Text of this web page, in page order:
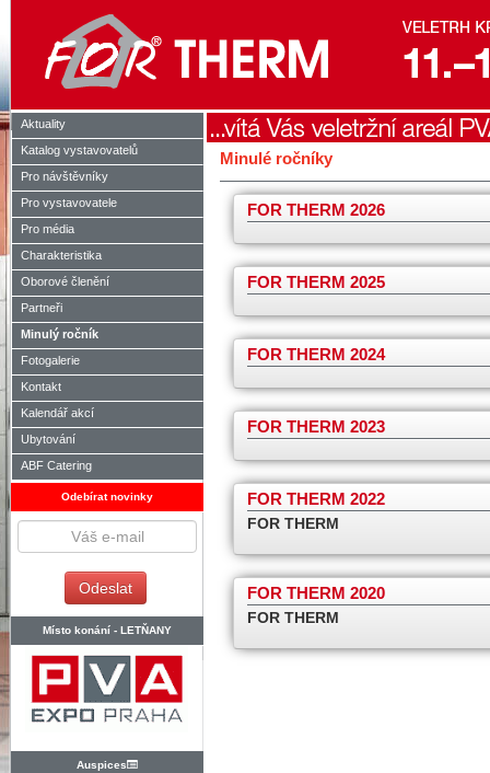
Aktuality
Katalog vystavovatelů
Pro návštěvníky
Pro vystavovatele
Pro média
Charakteristika
Oborové členění
Partneři
Minulý ročník
Fotogalerie
Kontakt
Kalendář akcí
Ubytování
ABF Catering
Odebírat novinky
Místo konání - LETŇANY
Auspices
Minulé ročníky
FOR THERM 2026
FOR THERM 2025
FOR THERM 2024
FOR THERM 2023
FOR THERM 2022
FOR THERM
FOR THERM 2020
FOR THERM